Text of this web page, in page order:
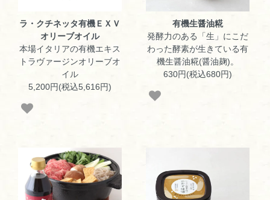
ラ・クチネッタ有機ＥＸＶ
オリーブオイル
本場イタリアの有機エキス
トラヴァージンオリーブオ
イル
5,200円(税込5,616円)
有機生醤油糀
発酵力のある「生」にこだ
わった酵素が生きている有
機生醤油糀(醤油麹)。
630円(税込680円)